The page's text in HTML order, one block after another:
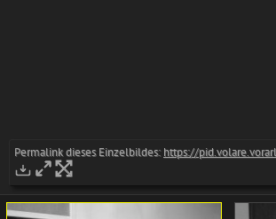
Permalink dieses Einzelbildes:https://